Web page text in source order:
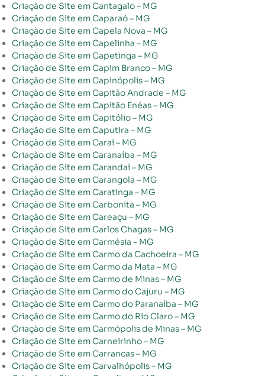
Criação de Site em Cantagalo – MG
Criação de Site em Caparaó – MG
Criação de Site em Capela Nova – MG
Criação de Site em Capelinha – MG
Criação de Site em Capetinga – MG
Criação de Site em Capim Branco – MG
Criação de Site em Capinópolis – MG
Criação de Site em Capitão Andrade – MG
Criação de Site em Capitão Enéas – MG
Criação de Site em Capitólio – MG
Criação de Site em Caputira – MG
Criação de Site em Caraí – MG
Criação de Site em Caranaíba – MG
Criação de Site em Carandaí – MG
Criação de Site em Carangola – MG
Criação de Site em Caratinga – MG
Criação de Site em Carbonita – MG
Criação de Site em Careaçu – MG
Criação de Site em Carlos Chagas – MG
Criação de Site em Carmésia – MG
Criação de Site em Carmo da Cachoeira – MG
Criação de Site em Carmo da Mata – MG
Criação de Site em Carmo de Minas – MG
Criação de Site em Carmo do Cajuru – MG
Criação de Site em Carmo do Paranaíba – MG
Criação de Site em Carmo do Rio Claro – MG
Criação de Site em Carmópolis de Minas – MG
Criação de Site em Carneirinho – MG
Criação de Site em Carrancas – MG
Criação de Site em Carvalhópolis – MG